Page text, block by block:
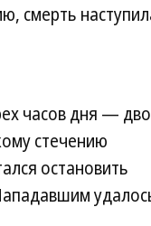
смерть
часов дня —
стечению
остановить